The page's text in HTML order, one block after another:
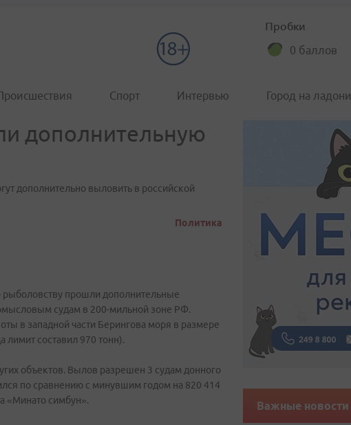
Пробки
0 баллов
Спорт Интервью Город на ладони
дополнительную
дополнительно выловить в российской
Политика
рыболовству прошли дополнительные
судам в 200-мильной зоне РФ.
в западной части Берингова моря в размере
лимит составил 970 тонн).
объектов. Вылов разрешен 3 судам донного
по сравнению с минувшим годом на 820 414
«Минато симбун».
Важные новости